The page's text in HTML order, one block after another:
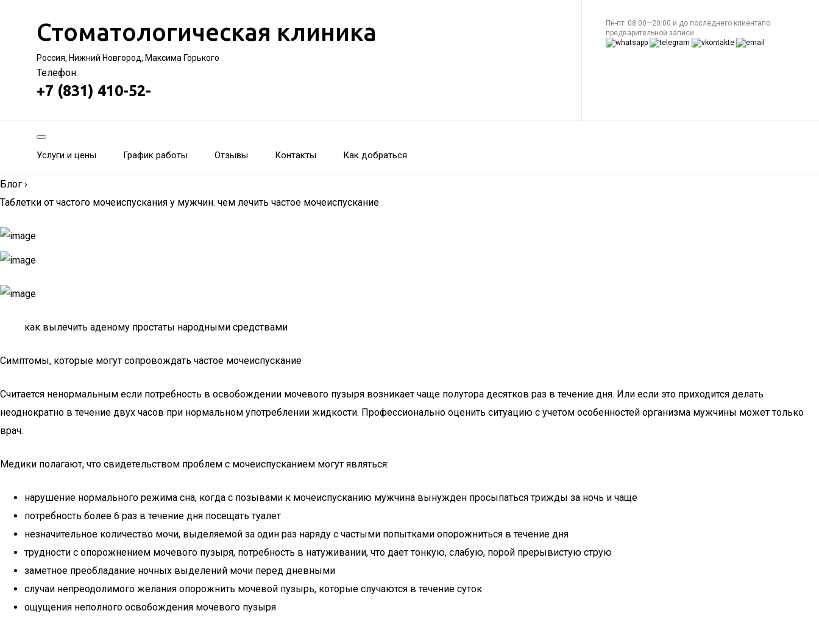
Стоматологическая клиника
Россия, Нижний Новгород, Максима Горького
Телефон:
+7 (831) 410-52-
Пн-пт: 08:00—20:00 и до последнего клиентапо
предварительной записи
Услуги и цены График работы Отзывы Контакты Как добраться
Блог ›
Таблетки от частого мочеиспускания у мужчин. чем лечить частое мочеиспускание
как вылечить аденому простаты народными средствами
Симптомы, которые могут сопровождать частое мочеиспускание
Считается ненормальным если потребность в освобождении мочевого пузыря возникает чаще полутора десятков раз в течение дня. Или если это приходится делать
неоднократно в течение двух часов при нормальном употреблении жидкости. Профессионально оценить ситуацию с учетом особенностей организма мужчины может только
врач.
Медики полагают, что свидетельством проблем с мочеиспусканием могут являться:
нарушение нормального режима сна, когда с позывами к мочеиспусканию мужчина вынужден просыпаться трижды за ночь и чаще
потребность более 6 раз в течение дня посещать туалет
незначительное количество мочи, выделяемой за один раз наряду с частыми попытками опорожниться в течение дня
трудности с опорожнением мочевого пузыря, потребность в натуживании, что дает тонкую, слабую, порой прерывистую струю
заметное преобладание ночных выделений мочи перед дневными
случаи непреодолимого желания опорожнить мочевой пузырь, которые случаются в течение суток
ощущения неполного освобождения мочевого пузыря